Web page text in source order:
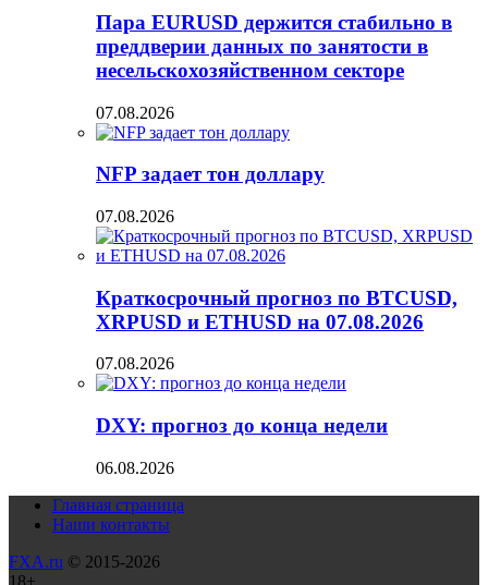
Пара EURUSD держится стабильно в
преддверии данных по занятости в
несельскохозяйственном секторе
07.08.2026
NFP задает тон доллару
07.08.2026
Краткосрочный прогноз по BTCUSD,
XRPUSD и ETHUSD на 07.08.2026
07.08.2026
DXY: прогноз до конца недели
06.08.2026
Главная страница
Наши контакты
FXA.ru © 2015-2026
18+